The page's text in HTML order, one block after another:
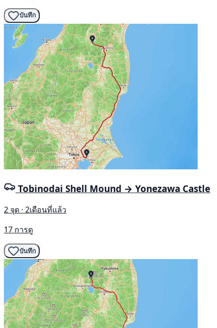
บันทึก
Tobinodai Shell Mound → Yonezawa Castle
2 จุด · 2เดือนที่แล้ว
17 การดู
บันทึก